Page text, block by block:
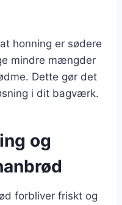
honning er sødere
mindre mængder
Dette gør det
i dit bagværk.
og
forbliver friskt og